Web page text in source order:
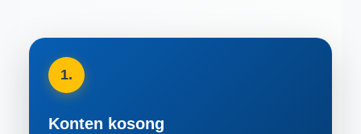
1.
Konten kosong